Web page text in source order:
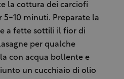
la cottura dei carciofi
5-10 minuti. Preparate la
a fette sottili il fior di
per qualche
con acqua bollente e
un cucchiaio di olio